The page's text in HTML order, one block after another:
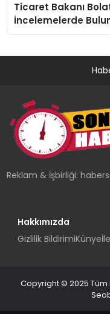
Ticaret Bakanı Bolat
İncelemelerde
Reklam & İşbirliği:
Hakkımızda
Gizlilik BildirimiKünye
Copyright © 2025 Tüm